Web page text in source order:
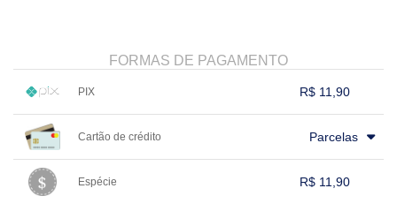
FORMAS DE PAGAMENTO
PIX R$ 11,90
..
Cartão de crédito Parcelas
...
Espécie R$ 11,90